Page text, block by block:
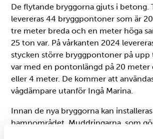
De flytande bryggorna gjuts i betong.
levereras 44 bryggpontoner som är
tre meter breda och en meter höga
25 ton var. På vårkanten 2024
stycken större bryggpontoner på
var med en pontonlängd på 20 meter
eller 4 meter. De kommer att
vågdämpare utanför Ingå Marina.
Innan de nya bryggorna kan
hamnområdet. Muddringarna, som
inleds 1 september på de yttre